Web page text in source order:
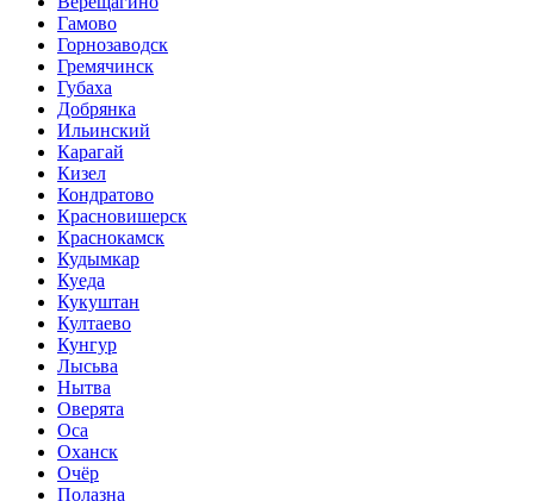
Гамово
Горнозаводск
Гремячинск
Губаха
Добрянка
Ильинский
Карагай
Кизел
Кондратово
Красновишерск
Краснокамск
Кудымкар
Куеда
Кукуштан
Култаево
Кунгур
Лысьва
Нытва
Оверята
Оса
Оханск
Очёр
Полазна